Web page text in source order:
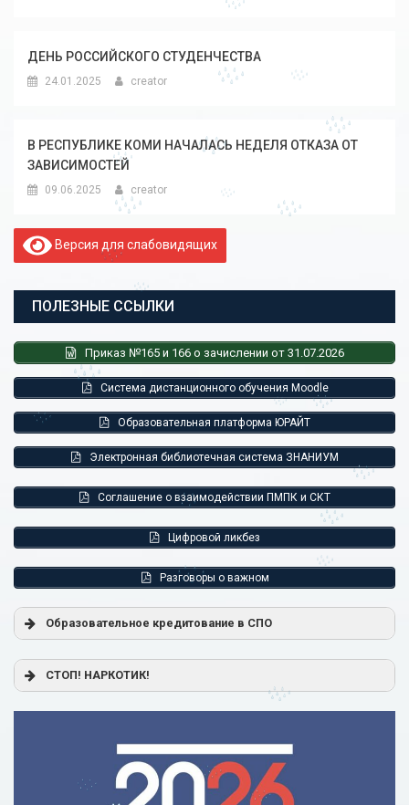
ДЕНЬ РОССИЙСКОГО СТУДЕНЧЕСТВА
24.01.2025 creator
В РЕСПУБЛИКЕ КОМИ НАЧАЛАСЬ НЕДЕЛЯ ОТКАЗА ОТ
ЗАВИСИМОСТЕЙ
09.06.2025 creator
Версия для слабовидящих
ПОЛЕЗНЫЕ ССЫЛКИ
Приказ №165 и 166 о зачислении от 31.07.2026
Система дистанционного обучения Moodle
Образовательная платформа ЮРАЙТ
Электронная библиотечная система ЗНАНИУМ
Соглашение о взаимодействии ПМПК и СКТ
Цифровой ликбез
Разговоры о важном
Образовательное кредитование в СПО
Постановление Правительства РФ от 17.11.2025 г. № 1824
«О государственной поддержке образовательного
кредитования»
р
Образовательное кредитование: пособие для студентов
СТОП! НАРКОТИК!
Сделай правильный выбор